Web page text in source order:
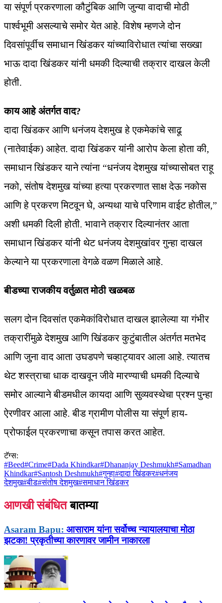
या संपूर्ण प्रकरणाला कौटुंबिक आणि जुन्या वादाची मोठी
पार्श्वभूमी असल्याचे समोर येत आहे. विशेष म्हणजे दोन
दिवसांपूर्वीच समाधान खिंडकर यांच्याविरोधात त्यांचा सख्खा
भाऊ दादा खिंडकर यांनी धमकी दिल्याची तक्रार दाखल केली
होती.
काय आहे अंतर्गत वाद?
दादा खिंडकर आणि धनंजय देशमुख हे एकमेकांचे साढू
(नातेवाईक) आहेत. दादा खिंडकर यांनी आरोप केला होता की,
समाधान खिंडकर याने त्यांना “धनंजय देशमुख यांच्यासोबत राहू
नको, संतोष देशमुख यांच्या हत्या प्रकरणात साक्ष देऊ नकोस
आणि हे प्रकरण मिटवून घे, अन्यथा याचे परिणाम वाईट होतील,”
अशी धमकी दिली होती. भावाने तक्रार दिल्यानंतर आता
समाधान खिंडकर यांनी थेट धनंजय देशमुखांवर गुन्हा दाखल
केल्याने या प्रकरणाला वेगळे वळण मिळाले आहे.
बीडच्या राजकीय वर्तुळात मोठी खळबळ
सलग दोन दिवसांत एकमेकांविरोधात दाखल झालेल्या या गंभीर
तक्रारींमुळे देशमुख आणि खिंडकर कुटुंबातील अंतर्गत मतभेद
आणि जुना वाद आता उघडपणे चव्हाट्यावर आला आहे. त्यातच
थेट शस्त्राचा धाक दाखवून जीवे मारण्याची धमकी दिल्याचे
समोर आल्याने बीडमधील कायदा आणि सुव्यवस्थेचा प्रश्न पुन्हा
ऐरणीवर आला आहे. बीड ग्रामीण पोलीस या संपूर्ण हाय-
प्रोफाईल प्रकरणाचा कसून तपास करत आहेत.
टॅग्स:
#Beed#Crime#Dada Khindkar#Dhananjay Deshmukh#Samadhan
Khindkar#Santosh Deshmukh#गुन्हा#दादा खिंडकर#धनंजय
देशमुख#बीड#संतोष देशमुख#समाधान खिंडकर
आणखी संबंधित बातम्या
Asaram Bapu: आसाराम यांना सर्वोच्च न्यायालयाचा मोठा
झटका! प्रकृतीच्या कारणावर जामीन नाकारला